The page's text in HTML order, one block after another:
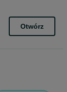
Otwórz